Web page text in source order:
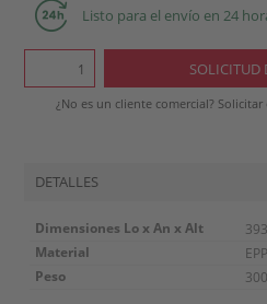
Listo para el envío en 24
¿No es un cliente comercial?
DETALLES
Dimensiones Lo x An x Alt
Material EPP
Peso